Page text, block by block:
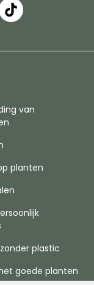
van
planten
plastic
goede planten